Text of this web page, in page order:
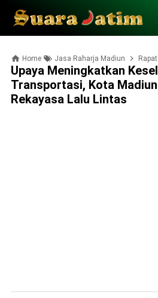
Home Jasa Raharja Madiun
Upaya Meningkatkan
Transportasi, Kota
Rekayasa Lalu Lintas